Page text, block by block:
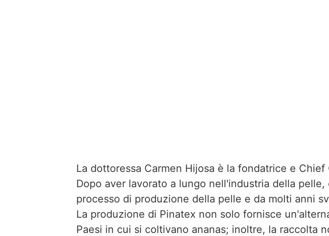
La dottoressa Carmen Hijosa è la fondatrice e
Dopo aver lavorato a lungo nell'industria della
processo di produzione della pelle e da molti anni
La produzione di Pinatex non solo fornisce
Paesi in cui si coltivano ananas; inoltre, la raccolta